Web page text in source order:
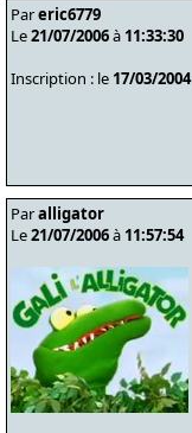
Pareric6779
Le21/07/2006à 11:33:30
Inscription : le 17/03/2004
Paralligator
Le21/07/2006à 11:57:54